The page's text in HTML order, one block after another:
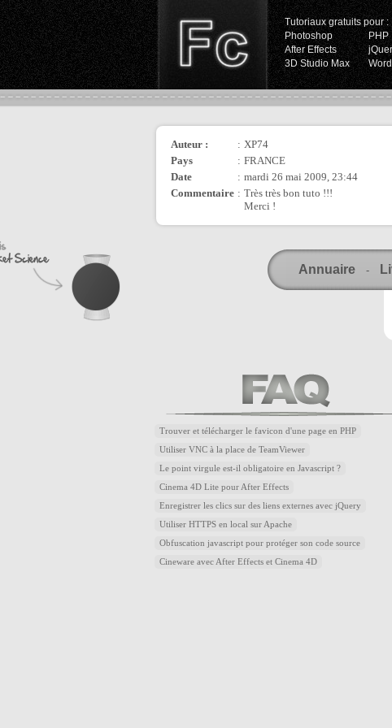
Tutoriaux gratuits pour :
Photoshop
PHP
After Effects
3D Studio Max
Auteur : : XP74
Pays
: FRANCE
Date
: mardi 26 mai 2009, 23:44
Commentaire : Très très bon tuto !!!
Merci !
Annuaire -
Trouver et télécharger le favicon d'une page en PHP
Utiliser VNC à la place de TeamViewer
Le point virgule est-il obligatoire en Javascript ?
Cinema 4D Lite pour After Effects
Enregistrer les clics sur des liens externes avec jQuery
Utiliser HTTPS en local sur Apache
Obfuscation javascript pour protéger son code source
Cineware avec After Effects et Cinema 4D